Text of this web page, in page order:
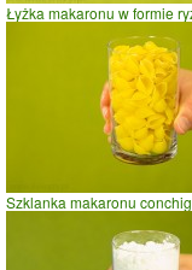
Łyżka makaronu w formie
Szklanka makaronu